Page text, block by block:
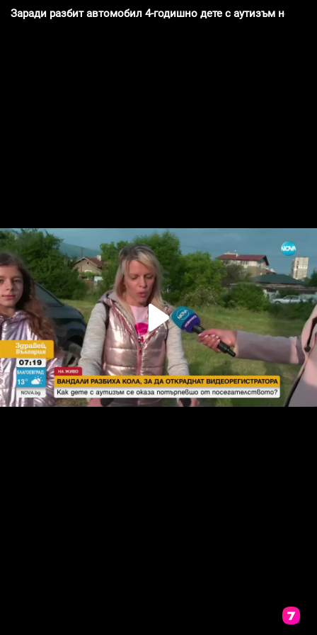
Заради разбит автомобил 4-годишно дете с аутизъм не